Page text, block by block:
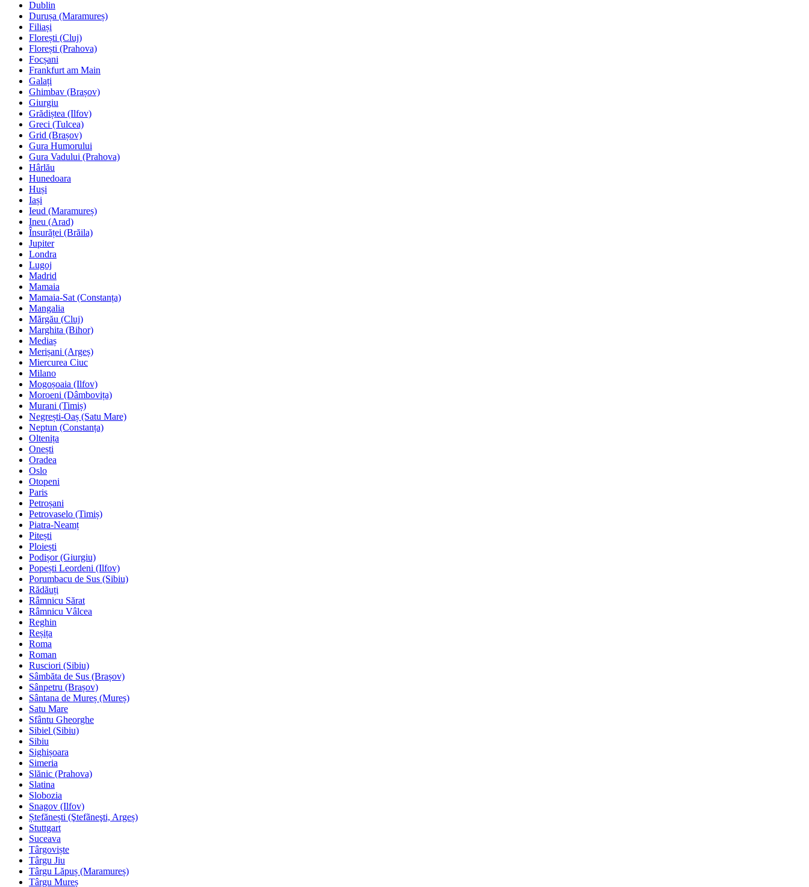
Dublin
Durușa (Maramureș)
Filiași
Florești (Cluj)
Florești (Prahova)
Focșani
Frankfurt am Main
Galați
Ghimbav (Brașov)
Giurgiu
Grădiștea (Ilfov)
Greci (Tulcea)
Grid (Brașov)
Gura Humorului
Gura Vadului (Prahova)
Hârlău
Hunedoara
Huși
Iași
Ieud (Maramureș)
Ineu (Arad)
Însurăței (Brăila)
Jupiter
Londra
Lugoj
Madrid
Mamaia
Mamaia-Sat (Constanța)
Mangalia
Mărgău (Cluj)
Marghita (Bihor)
Mediaș
Merișani (Argeș)
Miercurea Ciuc
Milano
Mogoșoaia (Ilfov)
Moroeni (Dâmbovița)
Murani (Timiș)
Negrești-Oaș (Satu Mare)
Neptun (Constanța)
Oltenița
Onești
Oradea
Oslo
Otopeni
Paris
Petroșani
Petrovaselo (Timiș)
Piatra-Neamț
Pitești
Ploiești
Podișor (Giurgiu)
Popești Leordeni (Ilfov)
Porumbacu de Sus (Sibiu)
Rădăuți
Râmnicu Sărat
Râmnicu Vâlcea
Reghin
Reșița
Roma
Roman
Rusciori (Sibiu)
Sâmbăta de Sus (Brașov)
Sânpetru (Brașov)
Sântana de Mureș (Mureș)
Satu Mare
Sfântu Gheorghe
Sibiel (Sibiu)
Sibiu
Sighișoara
Simeria
Slănic (Prahova)
Slatina
Slobozia
Snagov (Ilfov)
Ștefănești (Ştefãneşti, Argeș)
Stuttgart
Suceava
Târgoviște
Târgu Jiu
Târgu Lăpuș (Maramureș)
Târgu Mureș